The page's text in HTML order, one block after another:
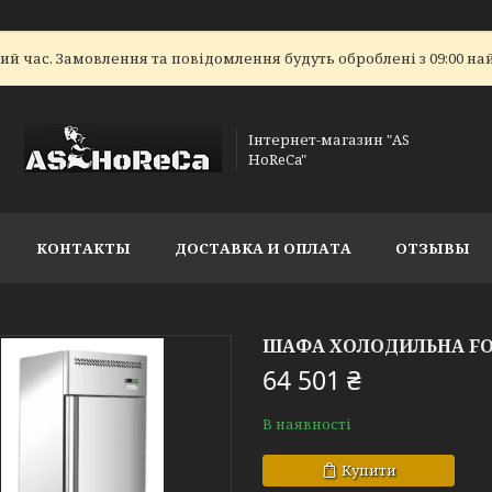
час. Замовлення та повідомлення будуть оброблені з 09:00
Інтернет-магазин "AS
HoReCa"
КОНТАКТЫ ДОСТАВКА И ОПЛАТА ОТЗЫВЫ
ШАФА ХОЛОДИЛЬНА
64 501 ₴
В наявності
Купити